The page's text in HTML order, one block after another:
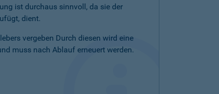
ist durchaus sinnvoll, da sie der
dient.
vergeben Durch diesen wird eine
muss nach Ablauf erneuert werden.